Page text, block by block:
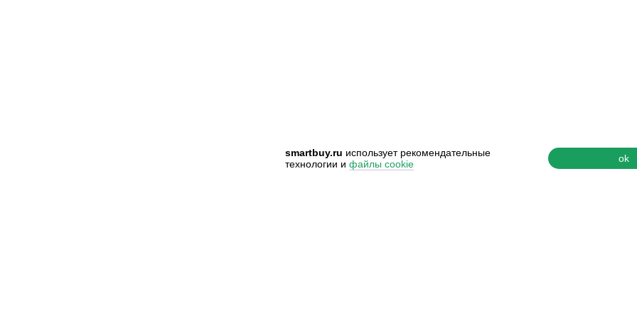
smartbuy.ru использует рекомендательные
технологии и файлы cookie ok